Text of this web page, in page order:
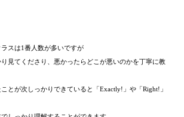
スは1番人数が多いですが
見てくださり、 悪かったらどこが悪いのかを丁寧に教
ことが次しっかりできていると 「Exactly! 」や「Right! 」